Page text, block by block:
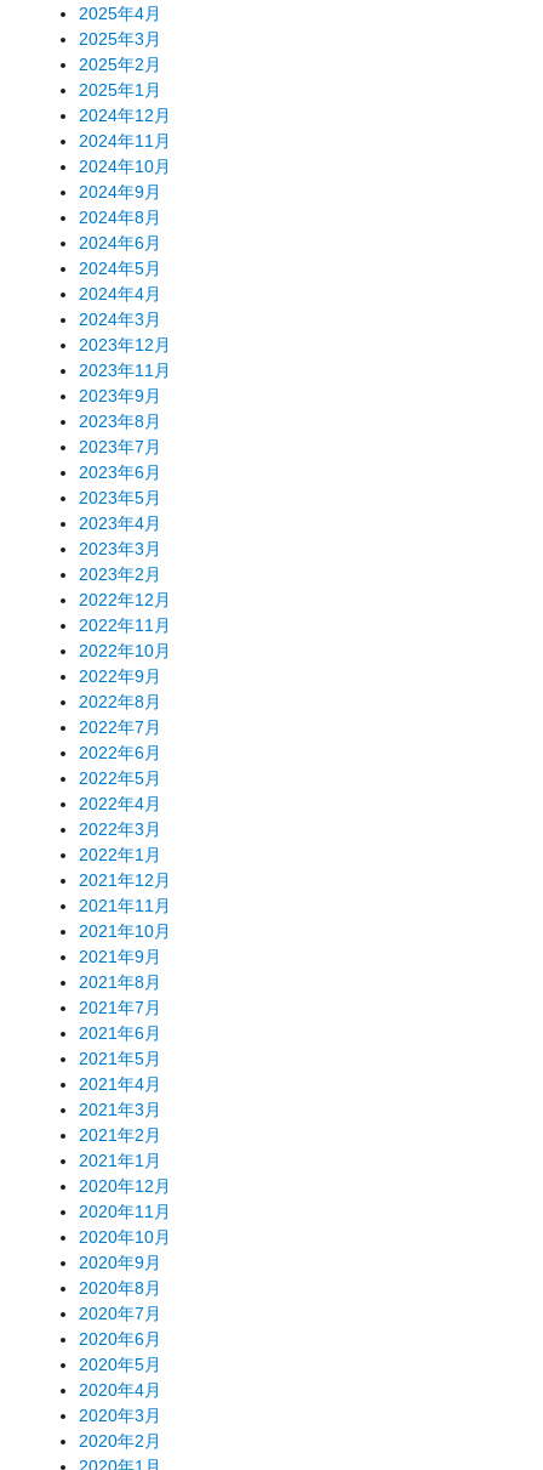
2025年4月
2025年3月
2025年2月
2025年1月
2024年12月
2024年11月
2024年10月
2024年9月
2024年8月
2024年6月
2024年5月
2024年4月
2024年3月
2023年12月
2023年11月
2023年9月
2023年8月
2023年7月
2023年6月
2023年5月
2023年4月
2023年3月
2023年2月
2022年12月
2022年11月
2022年10月
2022年9月
2022年8月
2022年7月
2022年6月
2022年5月
2022年4月
2022年3月
2022年1月
2021年12月
2021年11月
2021年10月
2021年9月
2021年8月
2021年7月
2021年6月
2021年5月
2021年4月
2021年3月
2021年2月
2021年1月
2020年12月
2020年11月
2020年10月
2020年9月
2020年8月
2020年7月
2020年6月
2020年5月
2020年4月
2020年3月
2020年2月